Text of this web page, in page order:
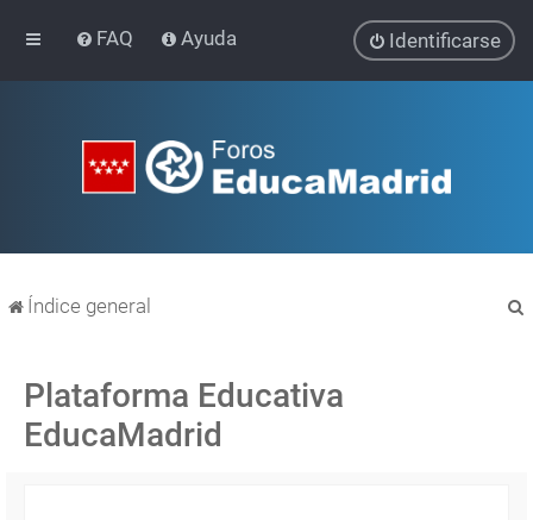
FAQ Ayuda Identificarse
Índice general
Plataforma Educativa
EducaMadrid